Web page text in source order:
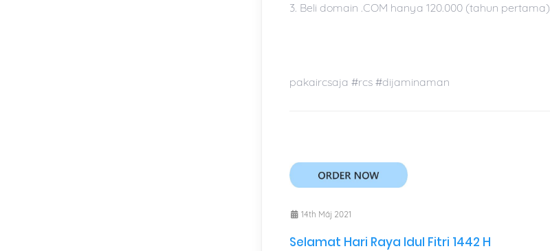
3. Beli domain .COM hanya 120.000 (tahun pertama)
pakaircsaja #rcs #dijaminaman
14th Máj 2021
Selamat Hari Raya Idul Fitri 1442 H